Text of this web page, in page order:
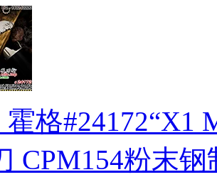
霍格#24172“X1
CPM154粉末